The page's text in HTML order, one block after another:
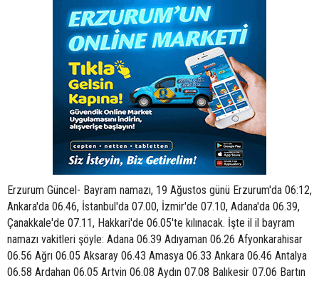
Erzurum Güncel- Bayram namazı, 19 Ağustos günü Erzurum'da 06:12,
Ankara'da 06.46, İstanbul'da 07.00, İzmir'de 07.10, Adana'da 06.39,
Çanakkale'de 07.11, Hakkari'de 06.05'te kılınacak. İşte il il bayram
namazı vakitleri şöyle: Adana 06.39 Adıyaman 06.26 Afyonkarahisar
06.56 Ağrı 06.05 Aksaray 06.43 Amasya 06.33 Ankara 06.46 Antalya
06.58 Ardahan 06.05 Artvin 06.08 Aydın 07.08 Balıkesir 07.06 Bartın